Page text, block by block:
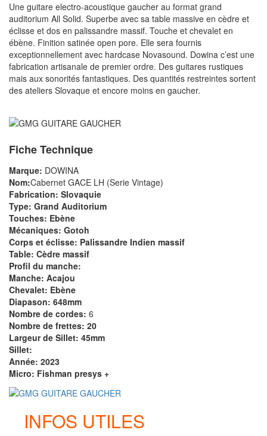
Une guitare electro-acoustique gaucher au format grand
auditorium All Solid. Superbe avec sa table massive en cèdre et
éclisse et dos en palissandre massif. Touche et chevalet en
ébène. Finition satinée open pore. Elle sera fournis
exceptionnellement avec hardcase Novasound. Dowina c’est une
fabrication artisanale de premier ordre. Des guitares rustiques
mais aux sonorités fantastiques. Des quantités restreintes sortent
des ateliers Slovaque et encore moins en gaucher.
Fiche Technique
Marque: DOWINA
Nom:Cabernet GACE LH (Serie Vintage)
Fabrication: Slovaquie
Type: Grand Auditorium
Touches: Ebène
Mécaniques: Gotoh
Corps et éclisse: Palissandre Indien massif
Table: Cèdre massif
Profil du manche:
Manche: Acajou
Chevalet: Ebène
Diapason: 648mm
Nombre de cordes: 6
Nombre de frettes: 20
Largeur de Sillet: 45mm
Sillet:
Année: 2023
Micro: Fishman presys +
INFOS UTILES